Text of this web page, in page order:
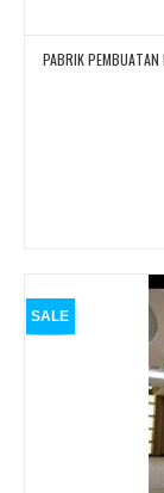
PABRIK
SALE